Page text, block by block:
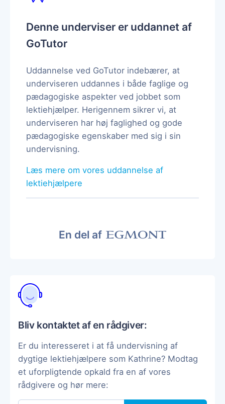
Denne underviser er uddannet af
GoTutor
Uddannelse ved GoTutor indebærer, at
underviseren uddannes i både faglige og
pædagogiske aspekter ved jobbet som
lektiehjælper. Herigennem sikrer vi, at
underviseren har høj faglighed og gode
pædagogiske egenskaber med sig i sin
undervisning.
Læs mere om vores uddannelse af
lektiehjælpere
En del af
Bliv kontaktet af en rådgiver:
Er du interesseret i at få undervisning af
dygtige lektiehjælpere som Kathrine? Modtag
et uforpligtende opkald fra en af vores
rådgivere og hør mere: